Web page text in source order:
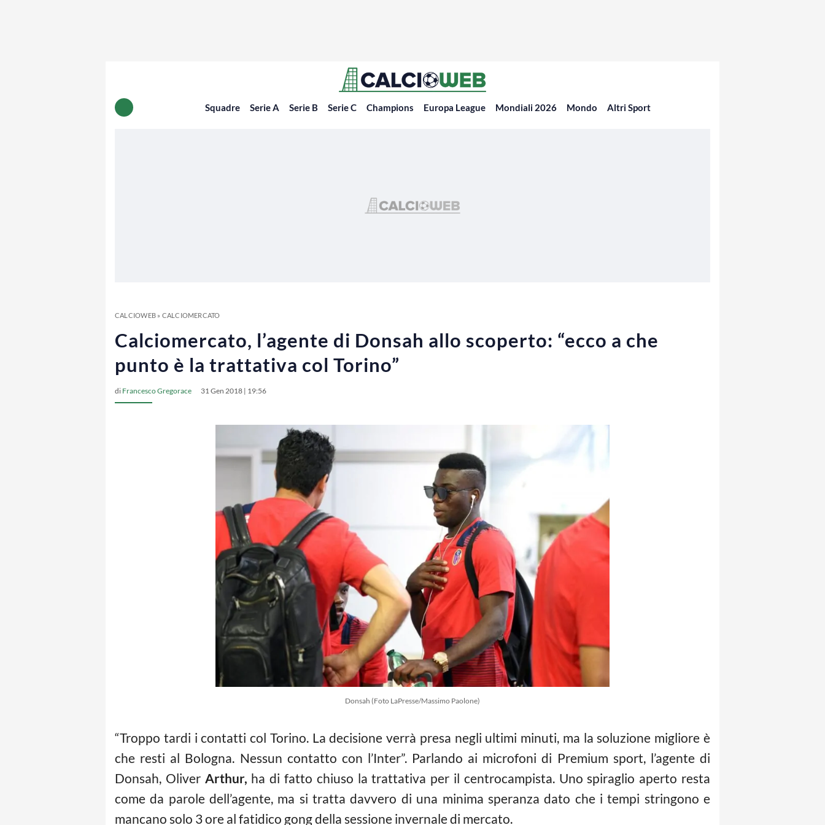
Squadre Serie A Serie B Serie C Champions Europa League Mondiali 2026 Mondo Altri Sport
CALCIOWEB» CALCIOMERCATO
Calciomercato, l’agente di Donsah allo scoperto: “ecco a che
punto è la trattativa col Torino”
di Francesco Gregorace 31 Gen 2018 | 19:56
Donsah (Foto LaPresse/Massimo Paolone)
“Troppo tardi i contatti col Torino. La decisione verrà presa negli ultimi minuti, ma la soluzione migliore è
che resti al Bologna. Nessun contatto con l’Inter”. Parlando ai microfoni di Premium sport, l’agente di
Donsah, Oliver Arthur, ha di fatto chiuso la trattativa per il centrocampista. Uno spiraglio aperto resta
come da parole dell’agente, ma si tratta davvero di una minima speranza dato che i tempi stringono e
mancano solo 3 ore al fatidico gong della sessione invernale di mercato.